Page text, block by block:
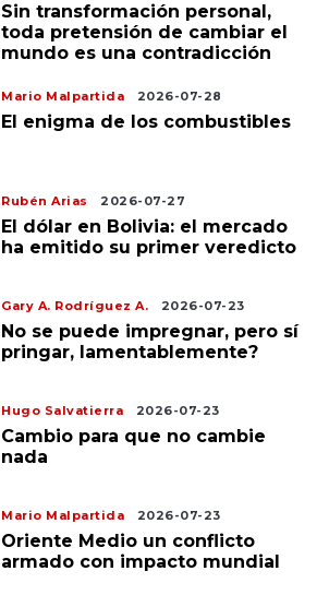
Sin transformación personal,
toda pretensión de cambiar el
mundo es una contradicción
Mario Malpartida 2026-07-28
El enigma de los combustibles
Rubén Arias 2026-07-27
El dólar en Bolivia: el mercado
ha emitido su primer veredicto
Gary A. Rodríguez A. 2026-07-23
No se puede impregnar, pero sí
pringar, lamentablemente?
Hugo Salvatierra 2026-07-23
Cambio para que no cambie
nada
Mario Malpartida 2026-07-23
Oriente Medio un conflicto
armado con impacto mundial